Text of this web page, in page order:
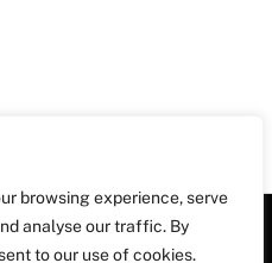
browsing experience, serve
analyse our traffic. By
to our use of cookies.